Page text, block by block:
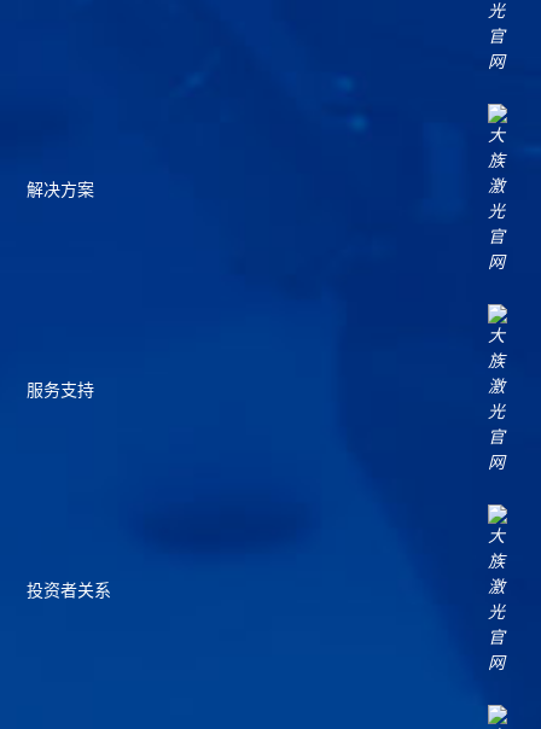
解决方案
服务支持
投资者关系